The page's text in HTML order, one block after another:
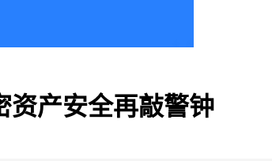
资产安全再敲警钟